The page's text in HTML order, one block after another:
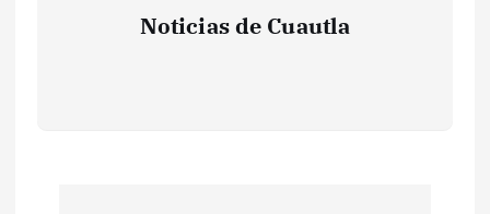
Noticias de Cuautla